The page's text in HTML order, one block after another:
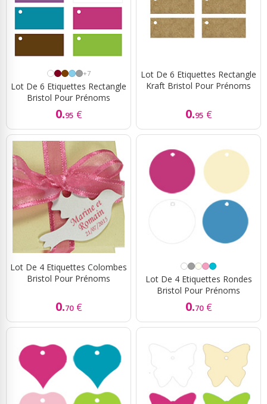
+7
Lot De 6 Etiquettes Rectangle
Bristol Pour Prénoms
0.95 €
Lot De 6 Etiquettes Rectangle
Kraft Bristol Pour Prénoms
0.95 €
Lot De 4 Etiquettes Colombes
Bristol Pour Prénoms
0.70 €
Lot De 4 Etiquettes Rondes
Bristol Pour Prénoms
0.70 €